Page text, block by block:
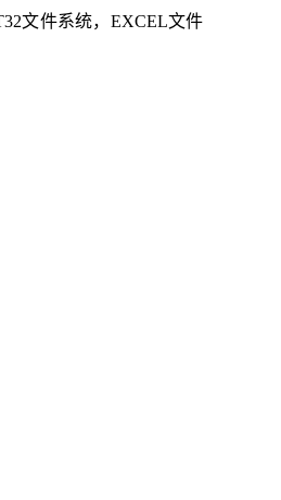
文件系统，EXCEL文件